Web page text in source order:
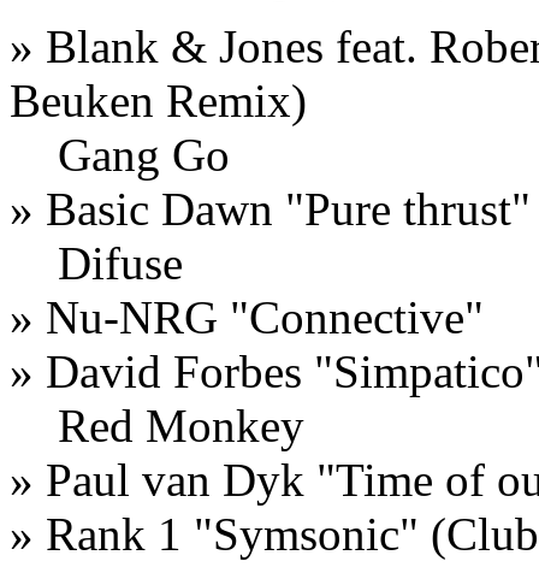
» Blank & Jones feat.
Beuken Remix)
Gang Go
» Basic Dawn "Pure
Difuse
» Nu-NRG "Connective"
» David Forbes
Red Monkey
» Paul van Dyk "Time of
» Rank 1 "Symsonic"